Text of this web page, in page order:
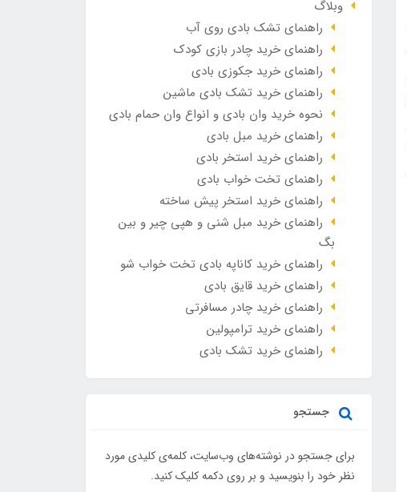
وبلاگ
راهنمای تشک بادی روی آب
راهنمای خرید چادر بازی کودک
راهنمای خرید جکوزی بادی
راهنمای خرید تشک بادی ماشین
نحوه خرید وان بادی و انواع وان حمام بادی
راهنمای خرید مبل بادی
راهنمای خرید استخر بادی
راهنمای تخت خواب بادی
راهنمای خرید استخر پیش ساخته
راهنمای خرید مبل شنی و هپی چیر و بین
بگ
راهنمای خرید کاناپه بادی تخت خواب شو
راهنمای خرید قایق بادی
راهنمای خرید چادر مسافرتی
راهنمای خرید ترامپولین
راهنمای خرید تشک بادی
جستجو
برای جستجو در نوشته‌های وب‌سایت، کلمه‌ی کلیدی مورد
نظر خود را بنویسید و بر روی دکمه کلیک کنید.